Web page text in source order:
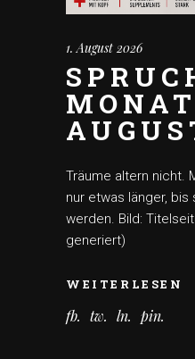
1. August 2026
Träume altern nicht.
nur etwas länger, bis
werden. Bild:
generiert)
WEITERLESEN
fb tw ln pin